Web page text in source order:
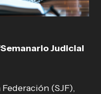
Judicial
(SJF),